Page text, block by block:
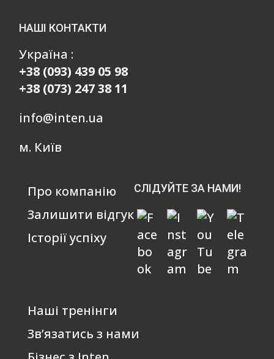
НАШІ КОНТАКТИ
Україна :
+38 (093) 439 05 98
+38 (073) 247 38 11
info@inten.ua
м. Київ
Про компанію
Залишити відгук
Історії успіху
СЛІДУЙТЕ ЗА НАМИ!
Наші тренінги
Зв’язатись з нами